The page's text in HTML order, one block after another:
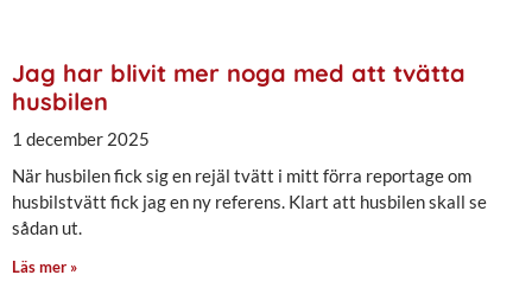
Jag har blivit mer noga med att tvätta
husbilen
1 december 2025
När husbilen fick sig en rejäl tvätt i mitt förra reportage om
husbilstvätt fick jag en ny referens. Klart att husbilen skall se
sådan ut.
Läs mer »